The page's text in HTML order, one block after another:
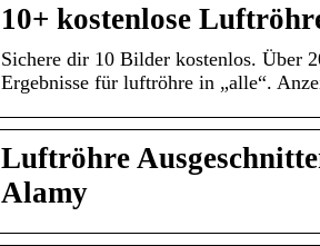
10+ kostenlose
Sichere dir 10 Bilder kostenlos. Über
Ergebnisse für luftröhre in „alle“.
Luftröhre
Alamy